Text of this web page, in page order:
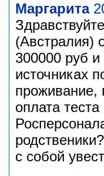
Маргарита
(Австралия)
300000 руб
источниках
проживание,
оплата
с собой